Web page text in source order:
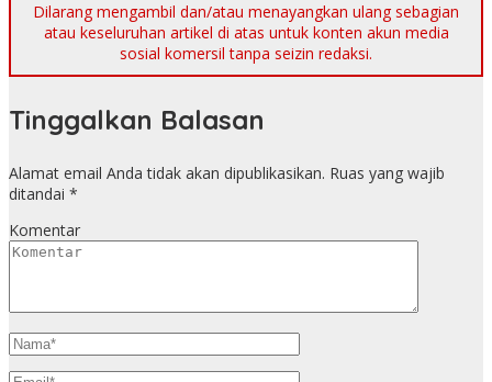
Dilarang mengambil dan/atau menayangkan ulang sebagian
atau keseluruhan artikel di atas untuk konten akun media
sosial komersil tanpa seizin redaksi.
Tinggalkan Balasan
Alamat email Anda tidak akan dipublikasikan. Ruas yang wajib
ditandai *
Komentar